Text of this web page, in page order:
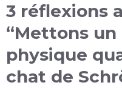
3 réflexions
“Mettons un
physique
chat de